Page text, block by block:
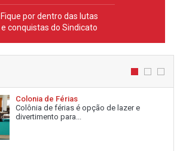
Fique por dentro das lutas
e conquistas do Sindicato
Colonia de Férias
Colônia de férias é opção de lazer e
divertimento para...